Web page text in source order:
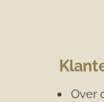
Over